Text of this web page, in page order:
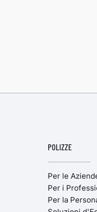
POLIZZE
Per le
Per i
Per la